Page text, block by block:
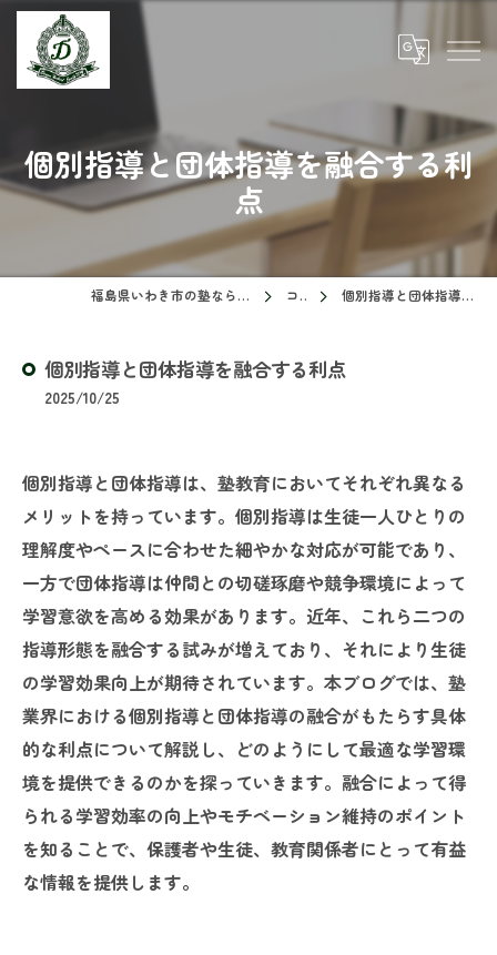
個別指導と団体指導を融合する利
点
福島県いわき市の塾ならドリームスクール コラム 個別指導と団体指導を融合する利点
個別指導と団体指導を融合する利点
2025/10/25
個別指導と団体指導は、塾教育においてそれぞれ異なる
メリットを持っています。個別指導は生徒一人ひとりの
理解度やペースに合わせた細やかな対応が可能であり、
一方で団体指導は仲間との切磋琢磨や競争環境によって
学習意欲を高める効果があります。近年、これら二つの
指導形態を融合する試みが増えており、それにより生徒
の学習効果向上が期待されています。本ブログでは、塾
業界における個別指導と団体指導の融合がもたらす具体
的な利点について解説し、どのようにして最適な学習環
境を提供できるのかを探っていきます。融合によって得
られる学習効率の向上やモチベーション維持のポイント
を知ることで、保護者や生徒、教育関係者にとって有益
な情報を提供します。